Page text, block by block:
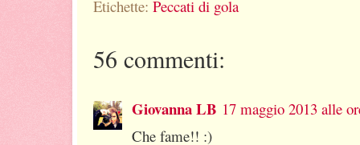
Etichette: Peccati di gola
56 commenti:
Giovanna LB 17 maggio 2013 alle
Che fame!! :)